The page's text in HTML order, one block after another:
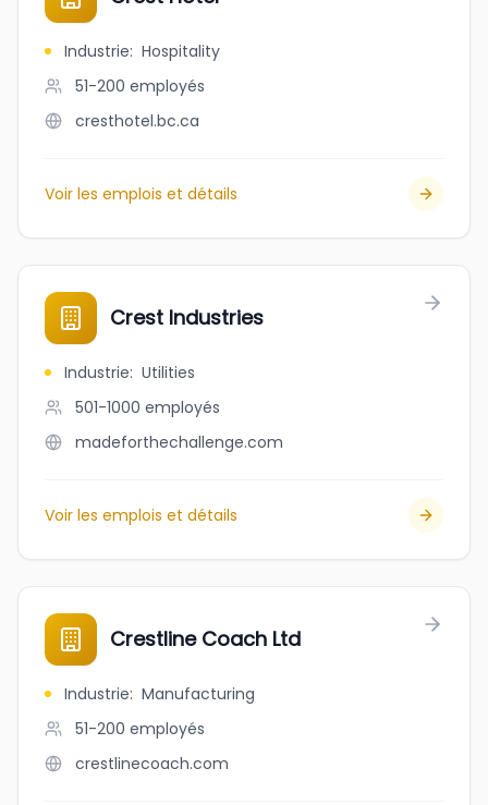
Industrie: Hospitality
51-200 employés
cresthotel.bc.ca
Voir les emplois et détails
Crest Industries
Industrie: Utilities
501-1000 employés
madeforthechallenge.com
Voir les emplois et détails
Crestline Coach Ltd
Industrie: Manufacturing
51-200 employés
crestlinecoach.com